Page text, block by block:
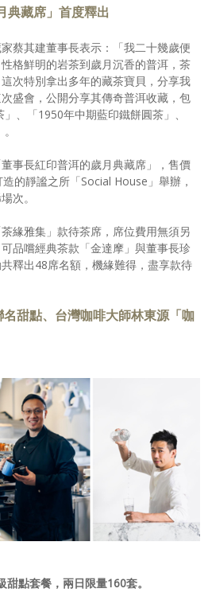
典藏席」首度釋出
蔡其建董事長表示：「我二十幾歲便
格鮮明的岩茶到歲月沉香的普洱，茶
次特別拿出多年的藏茶寶貝，分享我
盛會，公開分享其傳奇普洱收藏，包
、「1950年中期藍印鐵餅圓茶」、
事長紅印普洱的歲月典藏席」，售價
的靜謐之所「Social House」舉辦，
次。
緣雅集」款待茶席，席位費用無須另
品嚐經典茶款「金達摩」與董事長珍
釋出48席名額，機緣難得，盡享款待
甜點、台灣咖啡大師林東源「咖
點套餐，兩日限量160套。